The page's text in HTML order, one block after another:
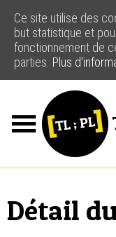
Détail
Ce site utilise des
but statistique et
fonctionnement de
parties. Plus